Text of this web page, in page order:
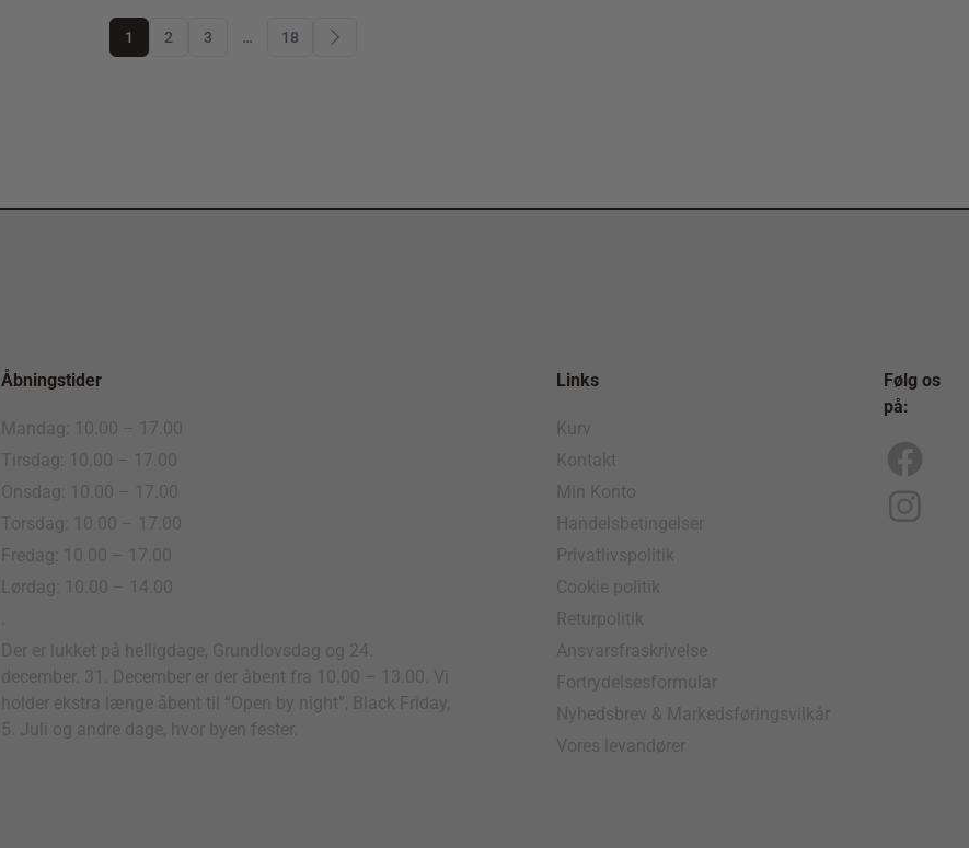
1 2 3 … 18
Åbningstider
Mandag: 10.00 – 17.00
Tirsdag: 10.00 – 17.00
Onsdag: 10.00 – 17.00
Torsdag: 10.00 – 17.00
Fredag: 10.00 – 17.00
Lørdag: 10.00 – 14.00
Der er lukket på helligdage, Grundlovsdag og 24.
december. 31. December er der åbent fra 10.00 – 13.00. Vi
holder ekstra længe åbent til “Open by night”, Black Friday,
5. Juli og andre dage, hvor byen fester.
Links
Kurv
Kontakt
Min Konto
Handelsbetingelser
Privatlivspolitik
Cookie politik
Returpolitik
Ansvarsfraskrivelse
Fortrydelsesformular
Nyhedsbrev & Markedsføringsvilkår
Vores levandører
Følg os
på:
F
a
I
n